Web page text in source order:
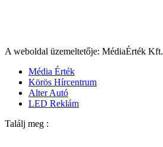
A weboldal üzemeltetője: MédiaÉrték Kft.
Média Érték
Körös Hírcentrum
Alter Autó
LED Reklám
Találj meg :